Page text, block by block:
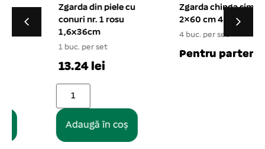
Zgarda din piele cu
conuri nr. 1 rosu
1,6x36cm
1 buc. per set
13.24 lei
Adaugă în coș
Zgarda chinga simpla
2×60 cm 4/set
4 buc. per set
Pentru parteneri